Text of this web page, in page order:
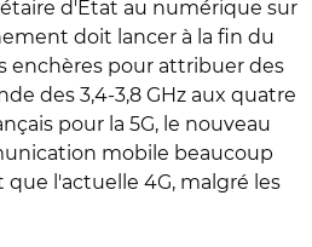
d'Etat au numérique sur
doit lancer à la fin du
enchères pour attribuer des
des 3,4-3,8 GHz aux quatre
pour la 5G, le nouveau
mobile beaucoup
l'actuelle 4G, malgré les